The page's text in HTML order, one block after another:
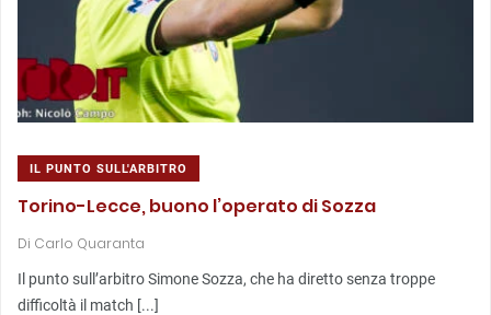
IL PUNTO SULL'ARBITRO
Torino-Lecce, buono l’operato di Sozza
Di Carlo Quaranta
Il punto sull’arbitro Simone Sozza, che ha diretto senza troppe
difficoltà il match [...]